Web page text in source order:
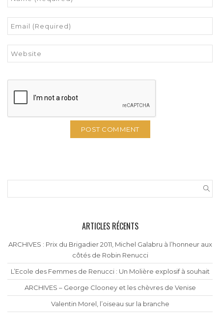
ARTICLES RÉCENTS
ARCHIVES : Prix du Brigadier 2011, Michel Galabru à l’honneur aux
côtés de Robin Renucci
L’Ecole des Femmes de Renucci : Un Molière explosif à souhait
ARCHIVES – George Clooney et les chèvres de Venise
Valentin Morel, l’oiseau sur la branche